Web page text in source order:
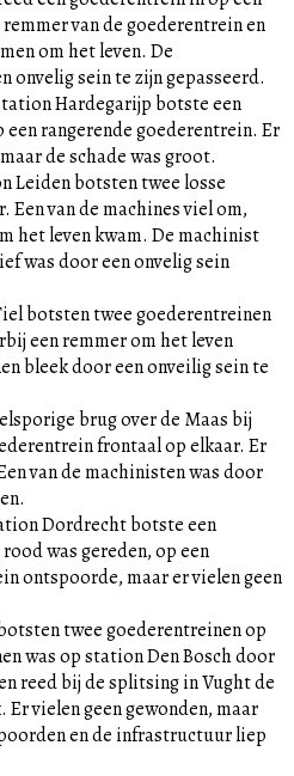
van de goederentrein en
om het leven. De
onvelig sein te zijn gepasseerd.
Hardegarijp botste een
rangerende goederentrein. Er
de schade was groot.
Leiden botsten twee losse
Een van de machines viel om,
het leven kwam. De machinist
was door een onvelig sein
botsten twee goederentreinen
een remmer om het leven
bleek door een onveilig sein te
brug over de Maas bij
frontaal op elkaar. Er
van de machinisten was door
Dordrecht botste een
was gereden, op een
ontspoorde, maar er vielen geen
twee goederentreinen op
was op station Den Bosch door
reed bij de splitsing in Vught de
vielen geen gewonden, maar
en de infrastructuur liep